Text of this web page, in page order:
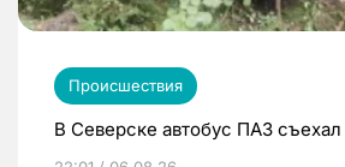
Происшествия
В Северске автобус ПАЗ